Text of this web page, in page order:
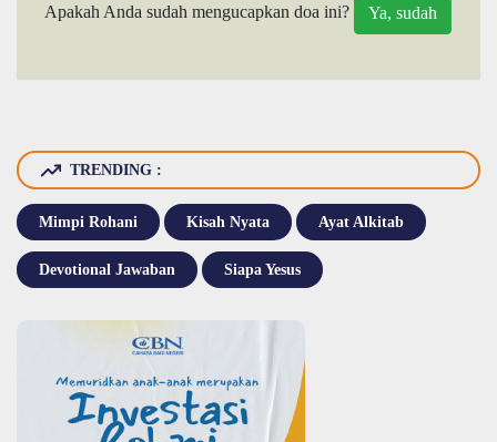
Apakah Anda sudah mengucapkan doa ini?
TRENDING :
Mimpi Rohani Kisah Nyata Ayat Alkitab
Devotional Jawaban Siapa Yesus